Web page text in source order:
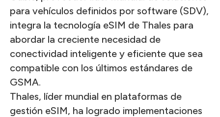
para vehículos definidos por software (SDV),
integra la tecnología eSIM de Thales para
abordar la creciente necesidad de
conectividad inteligente y eficiente que sea
compatible con los últimos estándares de
GSMA.
Thales, líder mundial en plataformas de
gestión eSIM, ha logrado implementaciones